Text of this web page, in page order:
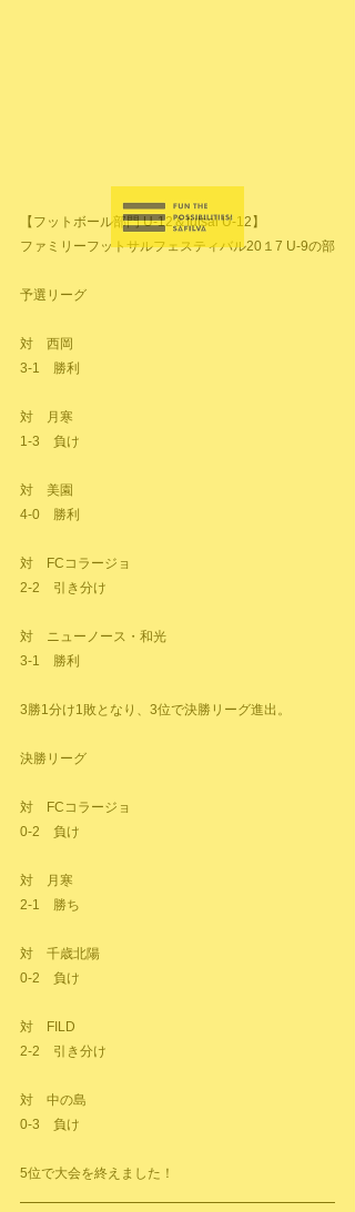
【フットボール部門 U-12＆futsal U-12】
ファミリーフットサルフェスティバル20１7 U-9の部
予選リーグ
対　西岡
3-1　勝利
対　月寒
1-3　負け
対　美園
4-0　勝利
対　FCコラージョ
2-2　引き分け
対　ニューノース・和光
3-1　勝利
3勝1分け1敗となり、3位で決勝リーグ進出。
決勝リーグ
対　FCコラージョ
0-2　負け
対　月寒
2-1　勝ち
対　千歳北陽
0-2　負け
対　FILD
2-2　引き分け
対　中の島
0-3　負け
5位で大会を終えました！